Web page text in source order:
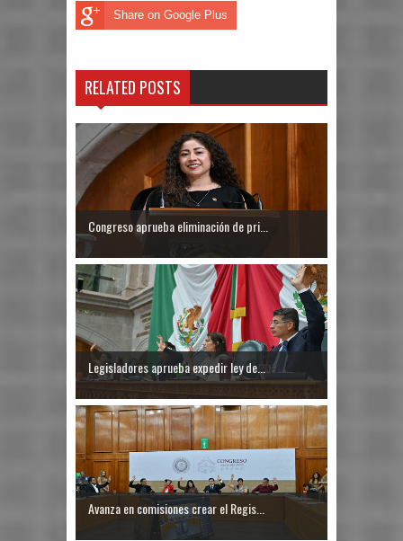
Share on Google Plus
RELATED POSTS
Congreso aprueba eliminación de pri...
Legisladores aprueba expedir ley de...
Avanza en comisiones crear el Regis...